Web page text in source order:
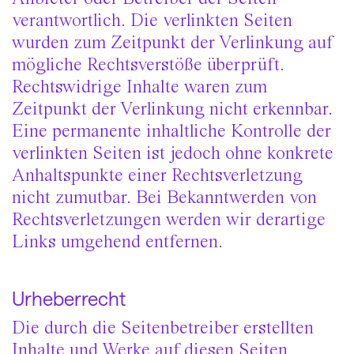
verantwortlich. Die verlinkten Seiten
wurden zum Zeitpunkt der Verlinkung auf
mögliche Rechtsverstöße überprüft.
Rechtswidrige Inhalte waren zum
Zeitpunkt der Verlinkung nicht erkennbar.
Eine permanente inhaltliche Kontrolle der
verlinkten Seiten ist jedoch ohne konkrete
Anhaltspunkte einer Rechtsverletzung
nicht zumutbar. Bei Bekanntwerden von
Rechtsverletzungen werden wir derartige
Links umgehend entfernen.
Urheberrecht
Die durch die Seitenbetreiber erstellten